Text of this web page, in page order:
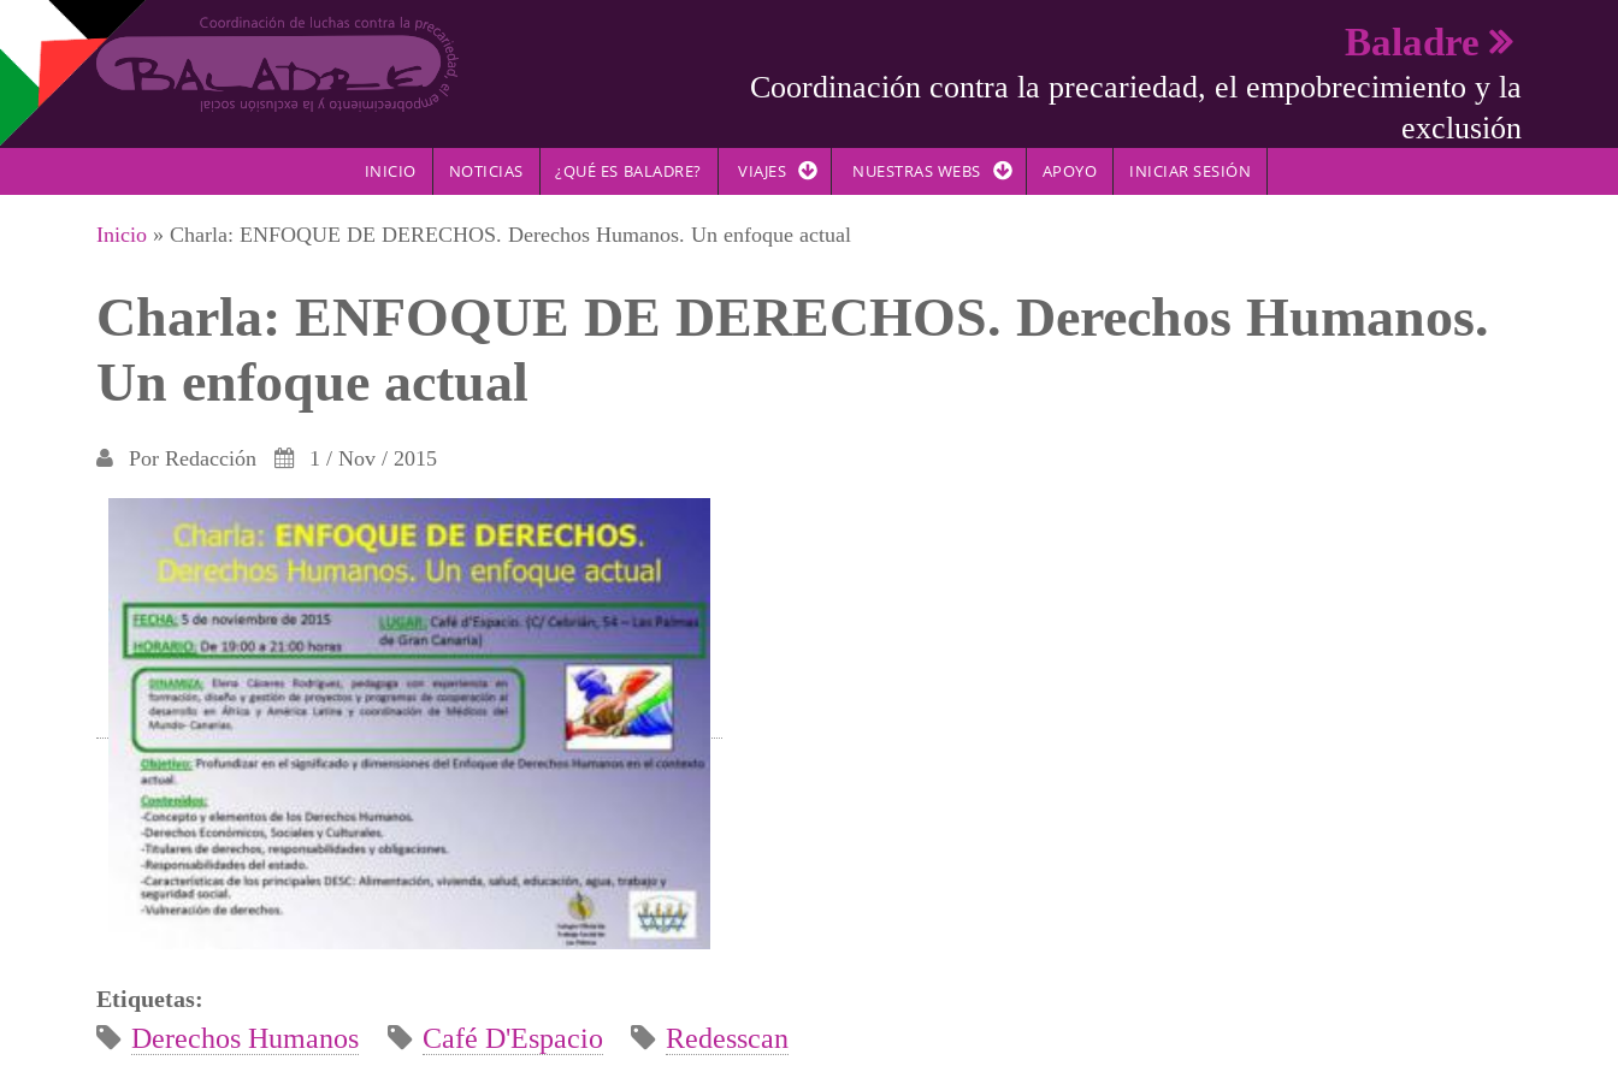
Pasar al contenido principal
Baladre
Coordinación contra la precariedad, el empobrecimiento y la
exclusión
INICIO NOTICIAS ¿QUÉ ES BALADRE? VIAJES NUESTRAS WEBS APOYO INICIAR SESIÓN
Se encuentra usted aquí
Inicio » Charla: ENFOQUE DE DERECHOS. Derechos Humanos. Un enfoque actual
Charla: ENFOQUE DE DERECHOS. Derechos Humanos.
Un enfoque actual
Por Redacción 1 / Nov / 2015
Etiquetas:
Derechos Humanos Café D'Espacio Redesscan